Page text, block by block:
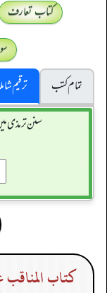
کتاب تعارف
تمام کتب
ترقیم
سنن ترمذی
كتاب